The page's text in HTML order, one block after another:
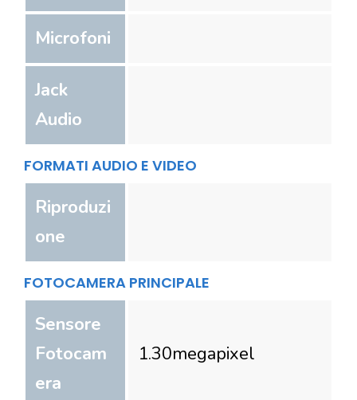
Microfoni
Jack
Audio
FORMATI AUDIO E VIDEO
Riproduzi
one
FOTOCAMERA PRINCIPALE
Sensore
Fotocam
era
1.30megapixel